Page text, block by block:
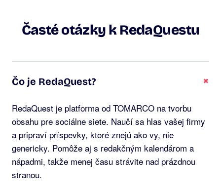
Časté otázky k RedaQuestu
Čo je RedaQuest? +
RedaQuest je platforma od TOMARCO na tvorbu
obsahu pre sociálne siete. Naučí sa hlas vašej firmy
a pripraví príspevky, ktoré znejú ako vy, nie
genericky. Pomôže aj s redakčným kalendárom a
nápadmi, takže menej času strávite nad prázdnou
stranou.